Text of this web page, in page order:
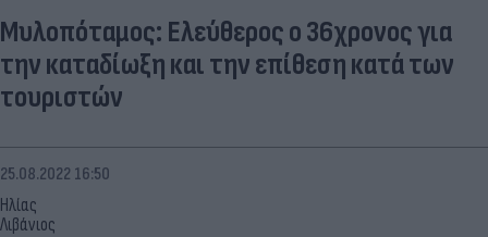
Μυλοπόταμος: Ελεύθερος ο 36χρονος για
την καταδίωξη και την επίθεση κατά των
τουριστών
Ηλίας
Λιβάνιος
25.08.2022 16:50